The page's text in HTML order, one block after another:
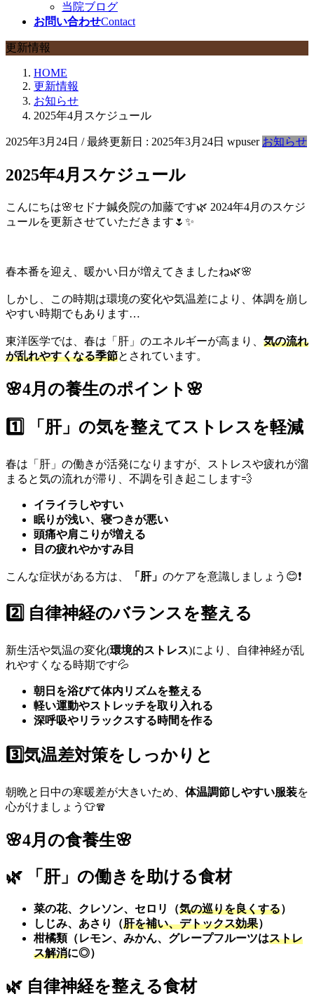
当院ブログ
お問い合わせContact
更新情報
HOME
更新情報
お知らせ
2025年4月スケジュール
2025年3月24日 / 最終更新日 : 2025年3月24日 wpuser お知らせ
2025年4月スケジュール
こんにちは🌸セドナ鍼灸院の加藤です🌿 2024年4月のスケジ
ュールを更新させていただきます🌷✨
春本番を迎え、暖かい日が増えてきましたね🌿🌸
しかし、この時期は環境の変化や気温差により、体調を崩し
やすい時期でもあります…
東洋医学では、春は「肝」のエネルギーが高まり、 気の流れ
が乱れやすくなる季節とされています。
🌸4月の養生のポイント 🌸
1️⃣ 「肝」の気を整えてストレスを軽減
春は「肝」の働きが活発になりますが、ストレスや疲れが溜
まると気の流れが滞り、不調を引き起こします💨
イライラしやすい
眠りが浅い、寝つきが悪い
頭痛や肩こりが増える
目の疲れやかすみ目
こんな症状がある方は、 「肝」 のケアを意識しましょう😊❗
2️⃣ 自律神経のバランスを整える
新生活や気温の変化(環境的ストレス)により、自律神経が乱
れやすくなる時期です💦
朝日を浴びて体内リズムを整える
軽い運動やストレッチを取り入れる
深呼吸やリラックスする時間を作る
3️⃣気温差対策をしっかりと
朝晩と日中の寒暖差が大きいため、 体温調節しやすい服装を
心がけましょう👕🧣
🌸4月の食養生🌸
🌿
「肝」の働きを助ける食材
菜の花、クレソン、セロリ（気の巡りを良くする）
しじみ、あさり（肝を補い、デトックス効果）
柑橘類（レモン、みかん、グレープフルーツはストレ
ス解消に◎）
🌿 自律神経を整える食材